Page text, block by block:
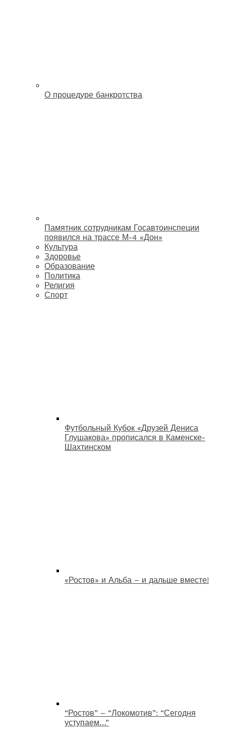
О процедуре банкротства
Памятник сотрудникам Госавтоинспеции
появился на трассе М-4 «Дон»
Культура
Здоровье
Образование
Политика
Религия
Спорт
Футбольный Кубок «Друзей Дениса
Глушакова» прописался в Каменске-
Шахтинском
«Ростов» и Альба – и дальше вместе!
“Ростов” – “Локомотив”: “Сегодня
уступаем…”